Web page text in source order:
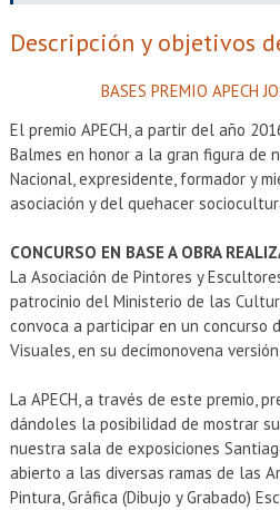
Descripción y objetivos
BASES PREMIO APECH
El premio APECH, a partir del año
Balmes en honor a la gran figura de
Nacional, expresidente, formador y
asociación y del quehacer
CONCURSO EN BASE A OBRA
La Asociación de Pintores y
patrocinio del Ministerio de las
convoca a participar en un concurso
Visuales, en su decimonovena
La APECH, a través de este premio,
dándoles la posibilidad de mostrar
nuestra sala de exposiciones
abierto a las diversas ramas de las
Pintura, Gráfica (Dibujo y Grabado)